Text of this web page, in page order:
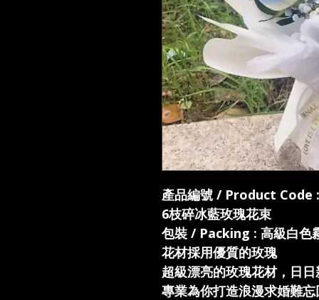
產品編號 / Product Code
6枝碎冰藍玫瑰花束
包裝 / Packing : 高級白
花材採用優質的玫瑰
超級漂亮的玫瑰花材，日
專業為你打造浪漫求婚難